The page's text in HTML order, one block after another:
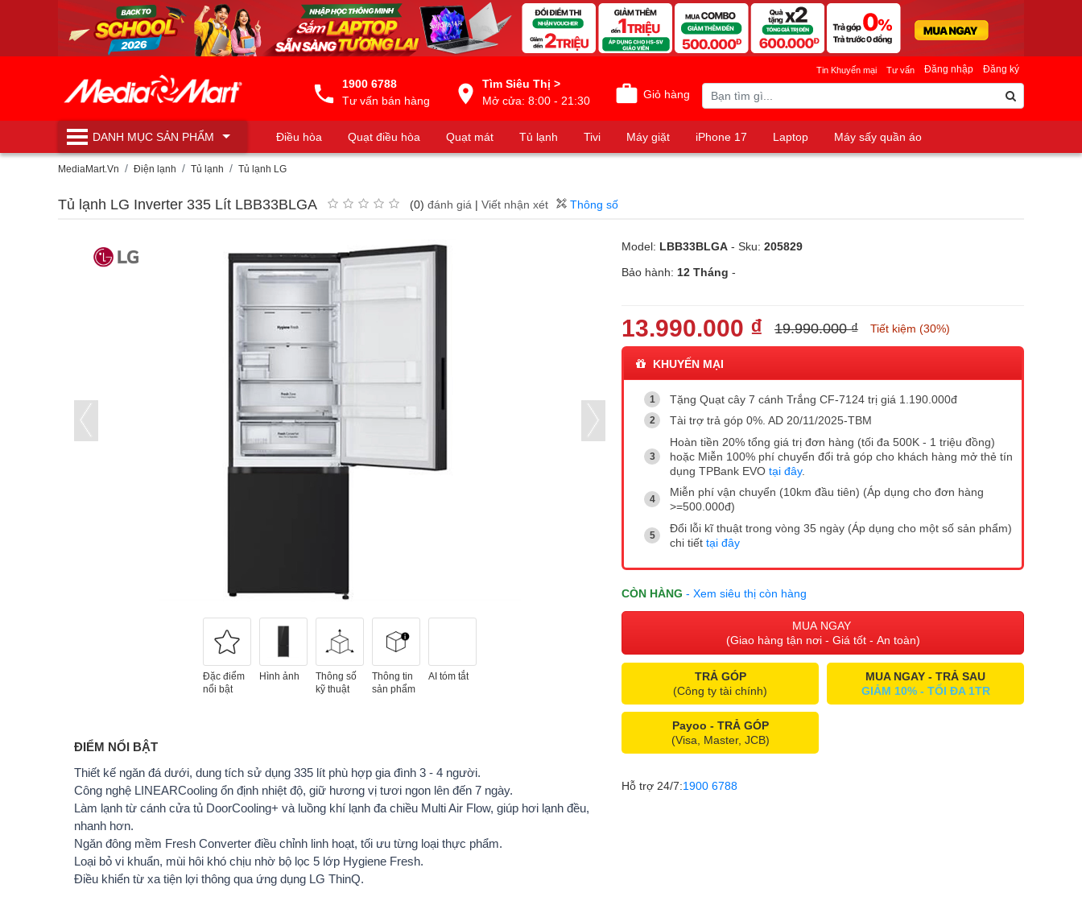
1900 6788
Tư vấn bán hàng
Tìm Siêu Thị >
Mở cửa: 8:00 - 21:30
Giỏ hàng
Đăng nhập Đăng ký
Tin Khuyến mại Tư vấn
DANH MỤCSẢN PHẨM Điều hòa Quạt điều hòa Quạt mát Tủ lạnh Tivi Máy giặt iPhone 17 Laptop
Máy sấy quần áo
Máy lọc nước
MediaMart.Vn Điện lạnh Tủ lạnh Tủ lạnh LG
Tủ lạnh LG Inverter 335 Lít LBB33BLGA (0) đánh giá | Viết nhận xét Thông số
Đặc điểm
nổi bật
Hình ảnh
Thông số
kỹ thuật
Thông tin
sản phẩm
AI tóm tắt
ĐIỂM NỔI BẬT
Thiết kế ngăn đá dưới, dung tích sử dụng 335 lít phù hợp gia đình 3 - 4 người.
Công nghệ LINEARCooling ổn định nhiệt độ, giữ hương vị tươi ngon lên đến 7 ngày.
Làm lạnh từ cánh cửa tủ DoorCooling+ và luồng khí lạnh đa chiều Multi Air Flow, giúp hơi lạnh đều,
nhanh hơn.
Ngăn đông mềm Fresh Converter điều chỉnh linh hoạt, tối ưu từng loại thực phẩm.
Loại bỏ vi khuẩn, mùi hôi khó chịu nhờ bộ lọc 5 lớp Hygiene Fresh.
Điều khiển từ xa tiện lợi thông qua ứng dụng LG ThinQ.
Model: LBB33BLGA - Sku: 205829
Bảo hành: 12 Tháng -
13.990.000 ₫ 19.990.000 ₫ Tiết kiệm (30%)
KHUYẾN MẠI
Tặng Quạt cây 7 cánh Trắng CF-7124 trị giá 1.190.000đ
Tài trợ trả góp 0%. AD 20/11/2025-TBM
Hoàn tiền 20% tổng giá trị đơn hàng (tối đa 500K - 1 triệu đồng)
hoặc Miễn 100% phí chuyển đổi trả góp cho khách hàng mở thẻ tín
dụng TPBank EVO tại đây.
Miễn phí vận chuyển (10km đầu tiên) (Áp dụng cho đơn hàng
>=500.000đ)
Đổi lỗi kĩ thuật trong vòng 35 ngày (Áp dụng cho một số sản phẩm)
chi tiết tại đây
CÒN HÀNG - Xem siêu thị còn hàng
MUA NGAY
(Giao hàng tận nơi - Giá tốt - An toàn)
TRẢ GÓP
(Công ty tài chính)
MUA NGAY - TRẢ SAU
GIẢM 10% - TỐI ĐA 1TR
Payoo - TRẢ GÓP
(Visa, Master, JCB)
Hỗ trợ 24/7:1900 6788